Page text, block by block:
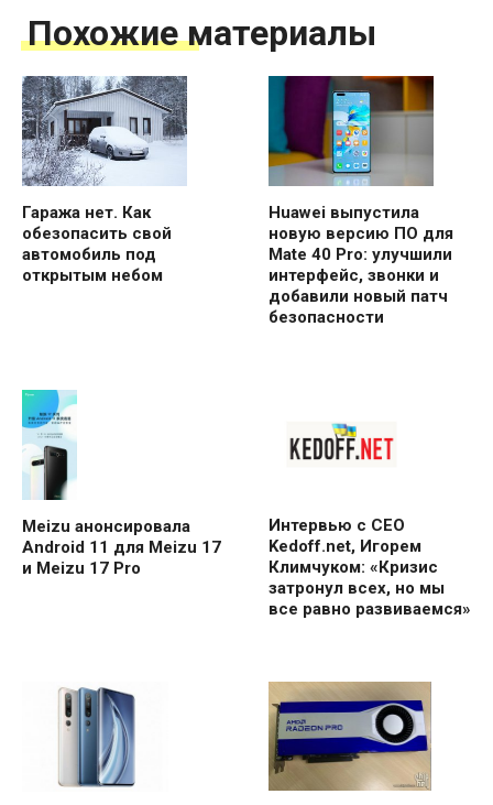
Похожие материалы
Гаража нет. Как
обезопасить свой
автомобиль под
открытым небом
Huawei выпустила
новую версию ПО для
Mate 40 Pro: улучшили
интерфейс, звонки и
добавили новый патч
безопасности
Meizu анонсировала
Android 11 для Meizu 17
и Meizu 17 Pro
Интервью с CEO
Kedoff.net, Игорем
Климчуком: «Кризис
затронул всех, но мы
все равно развиваемся»